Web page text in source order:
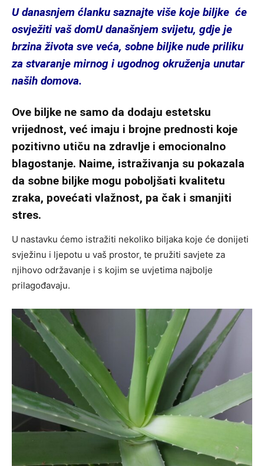
U danasnjem ćlanku saznajte više koje biljke će
osvježiti vaš domU današnjem svijetu, gdje je
brzina života sve veća, sobne biljke nude priliku
za stvaranje mirnog i ugodnog okruženja unutar
naših domova.
Ove biljke ne samo da dodaju estetsku
vrijednost, već imaju i brojne prednosti koje
pozitivno utiču na zdravlje i emocionalno
blagostanje. Naime, istraživanja su pokazala
da sobne biljke mogu poboljšati kvalitetu
zraka, povećati vlažnost, pa čak i smanjiti
stres.
U nastavku ćemo istražiti nekoliko biljaka koje će donijeti
svježinu i ljepotu u vaš prostor, te pružiti savjete za
njihovo održavanje i s kojim se uvjetima najbolje
prilagođavaju.